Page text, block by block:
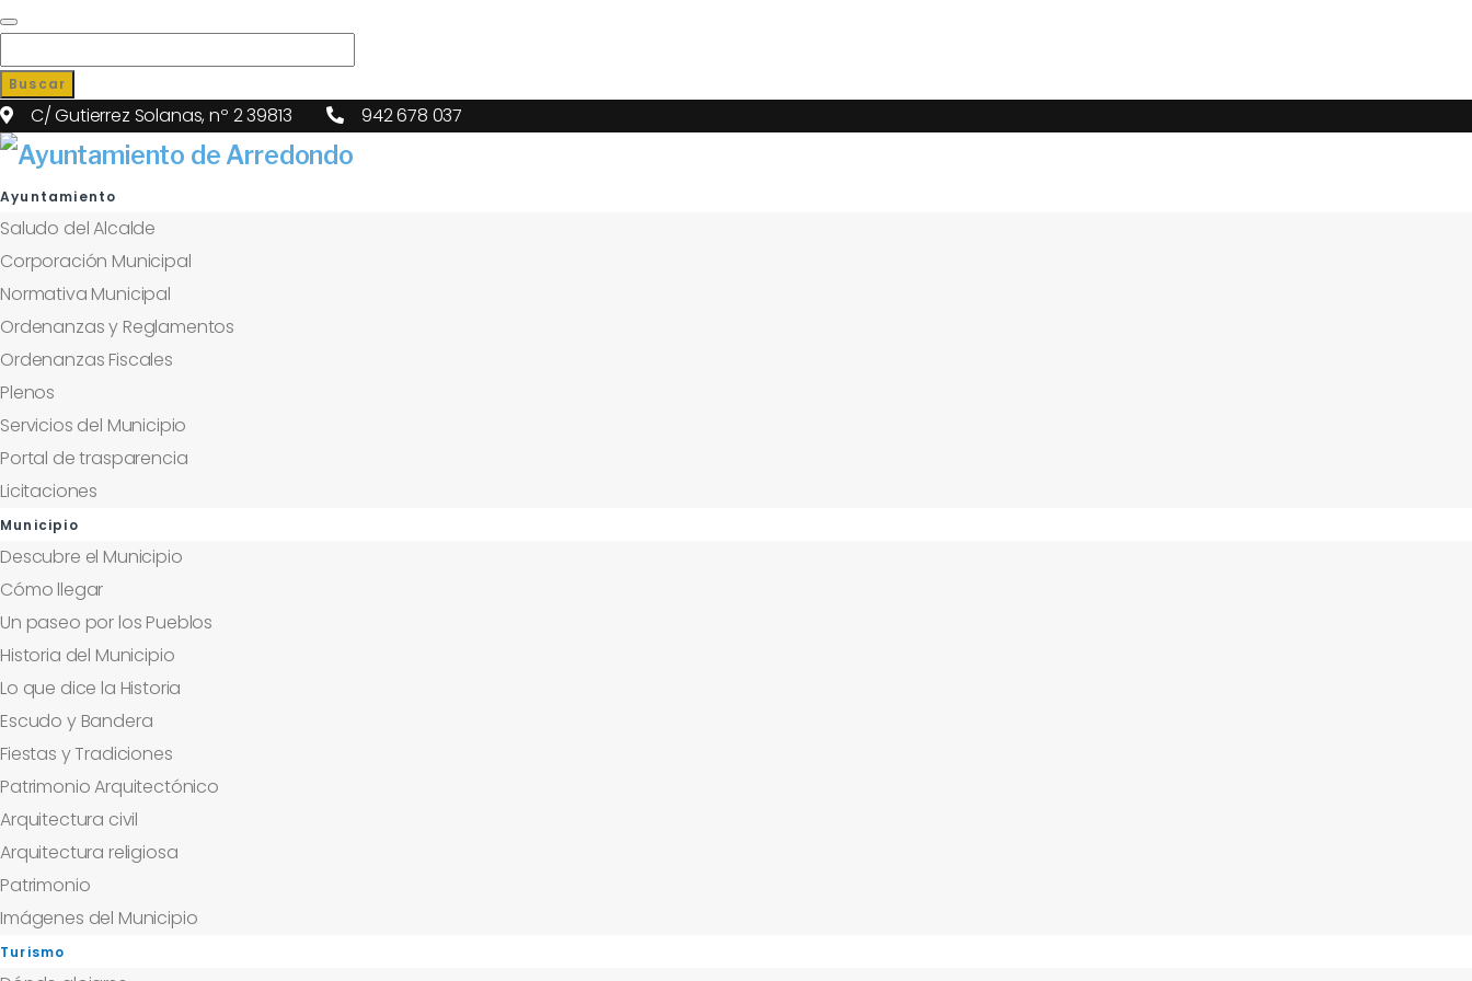
Buscar
C/ Gutierrez Solanas, nº 2 39813 942 678 037
Ayuntamiento
Saludo del Alcalde
Corporación Municipal
Normativa Municipal
Ordenanzas y Reglamentos
Ordenanzas Fiscales
Plenos
Servicios del Municipio
Portal de trasparencia
Licitaciones
Municipio
Descubre el Municipio
Cómo llegar
Un paseo por los Pueblos
Historia del Municipio
Lo que dice la Historia
Escudo y Bandera
Fiestas y Tradiciones
Patrimonio Arquitectónico
Arquitectura civil
Arquitectura religiosa
Patrimonio
Imágenes del Municipio
Turismo